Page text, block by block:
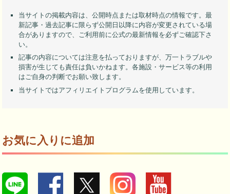
当サイトの掲載内容は、公開時点または取材時点の情報です。最
新記事・過去記事に限らず公開日以降に内容が変更されている場
合がありますので、ご利用前に公式の最新情報を必ずご確認下さ
い。
記事の内容については注意を払っておりますが、万一トラブルや
損害が生じても責任は負いかねます。各施設・サービス等の利用
はご自身の判断でお願い致します。
当サイトではアフィリエイトプログラムを使用しています。
お気に入りに追加